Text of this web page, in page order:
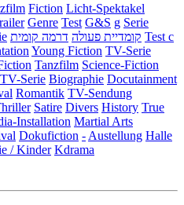
Fiction Licht-Spektakel
Genre Test G&S g Serie
קומדיית פעולה דרמה קומית
Test c
Young Fiction TV-Serie
Tanzfilm Science-Fiction
Serie Biographie Docutainment
Romantik TV-Sendung
Satire Divers History True
Installation Martial Arts
Dokufiction - Austellung Halle
/ Kinder Kdrama